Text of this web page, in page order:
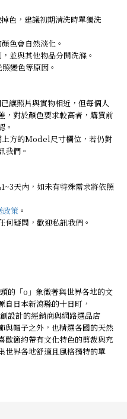
色，建議初期清洗時單獨洗
色會自然淡化。
並與其他物品分開洗滌。
變色等原因。
讓照片與實物相近，但每個人
，對於顏色要求較高者，購買前
。
方的Model尺寸欄位，若仍對
我們。
天內，如未有特殊需求將依照
政策 。
何疑問，歡迎私訊我們。
的「o」象徵著與世界各地的文
自日本新瀉縣的十日町，
設計的經銷商與網路選品店
與帽子之外，也精選各國的天然
歡簡約帶有文化特色的剪裁與充
世界各地舒適且風格獨特的單